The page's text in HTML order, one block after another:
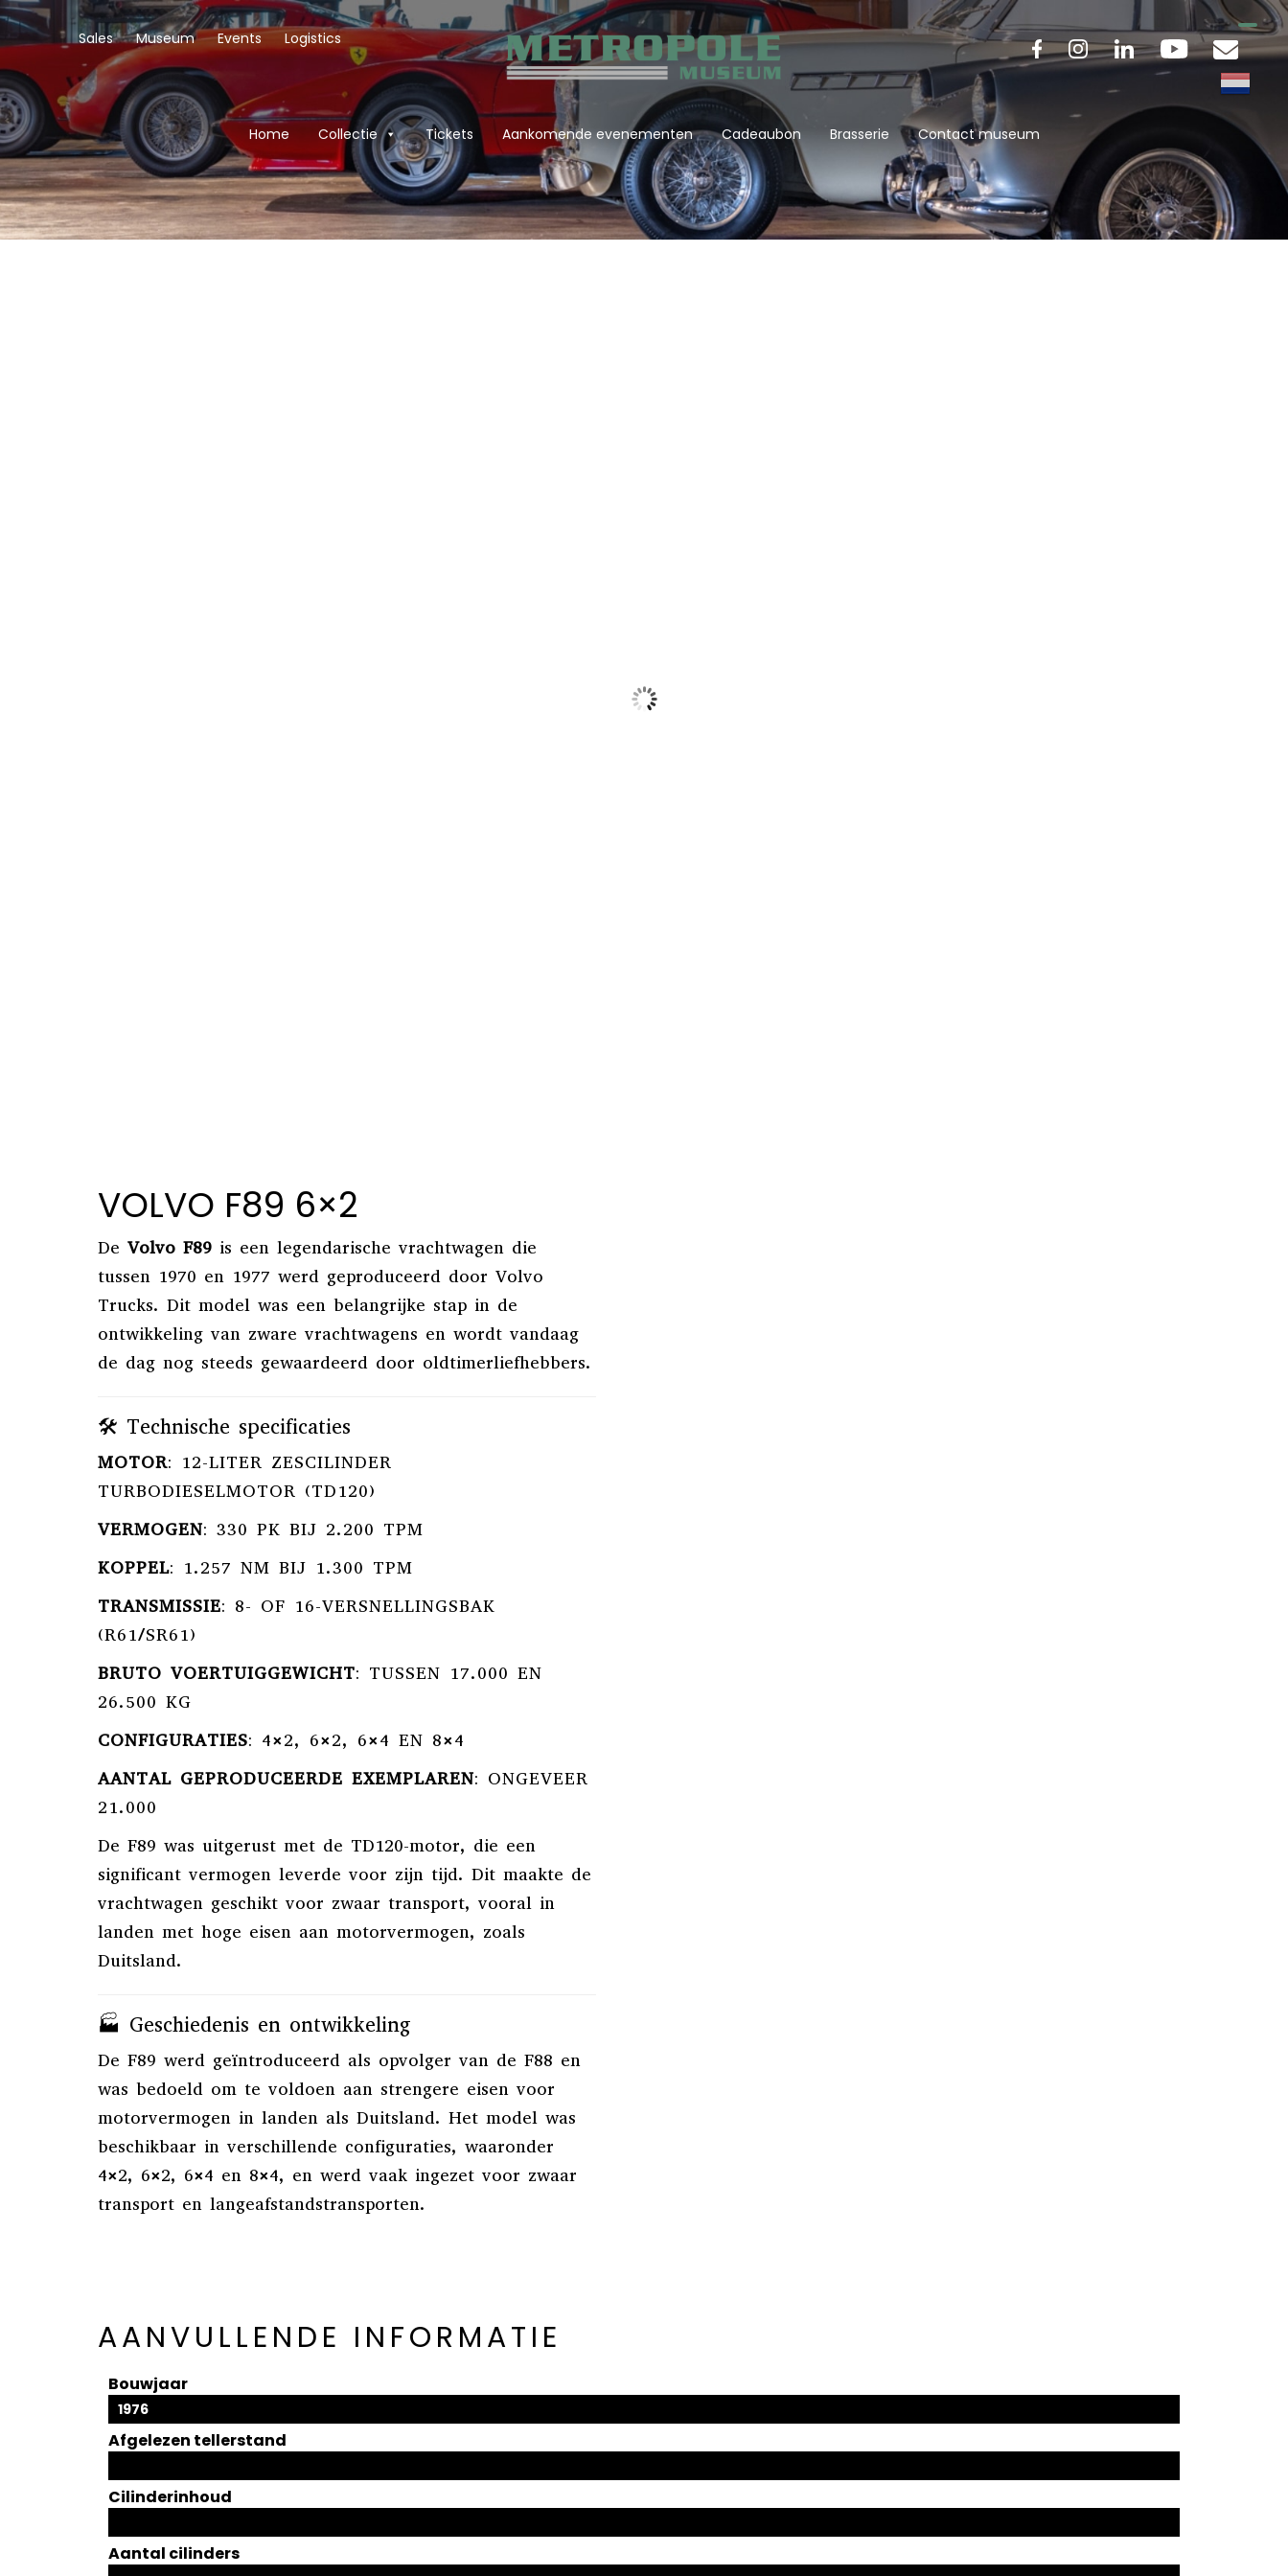
Sales Museum Events Logistics
Home Collectie Tickets Aankomende evenementen Cadeaubon Brasserie Contact museum
VOLVO F89 6×2
De Volvo F89 is een legendarische vrachtwagen die
tussen 1970 en 1977 werd geproduceerd door Volvo
Trucks. Dit model was een belangrijke stap in de
ontwikkeling van zware vrachtwagens en wordt vandaag
de dag nog steeds gewaardeerd door oldtimerliefhebbers.
🛠️ Technische specificaties
MOTOR: 12-LITER ZESCILINDER
TURBODIESELMOTOR (TD120)
VERMOGEN: 330 PK BIJ 2.200 TPM
KOPPEL: 1.257 NM BIJ 1.300 TPM
TRANSMISSIE: 8- OF 16-VERSNELLINGSBAK
(R61/SR61)
BRUTO VOERTUIGGEWICHT: TUSSEN 17.000 EN
26.500 KG
CONFIGURATIES: 4×2, 6×2, 6×4 EN 8×4
AANTAL GEPRODUCEERDE EXEMPLAREN: ONGEVEER
21.000
De F89 was uitgerust met de TD120-motor, die een
significant vermogen leverde voor zijn tijd. Dit maakte de
vrachtwagen geschikt voor zwaar transport, vooral in
landen met hoge eisen aan motorvermogen, zoals
Duitsland.
🏭 Geschiedenis en ontwikkeling
De F89 werd geïntroduceerd als opvolger van de F88 en
was bedoeld om te voldoen aan strengere eisen voor
motorvermogen in landen als Duitsland. Het model was
beschikbaar in verschillende configuraties, waaronder
4×2, 6×2, 6×4 en 8×4, en werd vaak ingezet voor zwaar
transport en langeafstandstransporten.
AANVULLENDE INFORMATIE
Bouwjaar
1976
Afgelezen tellerstand
Cilinderinhoud
Aantal cilinders